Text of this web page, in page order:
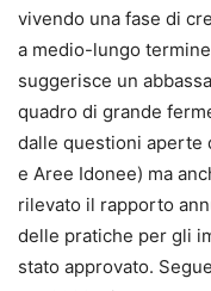
vivendo una fase di
a medio-lungo
suggerisce un
quadro di grande
dalle questioni aperte
e Aree Idonee) ma
rilevato il rapporto
delle pratiche per gli
stato approvato.